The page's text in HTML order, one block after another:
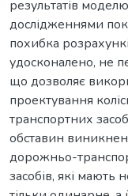
результатів
дослідженнями
похибка
удосконалено, не
що дозволяє
проектування
транспортних
обставин
дорожньо-
засобів, які мають